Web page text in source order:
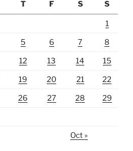
T F S S
1
5 6 7 8
12 13 14 15
19 20 21 22
26 27 28 29
Oct »